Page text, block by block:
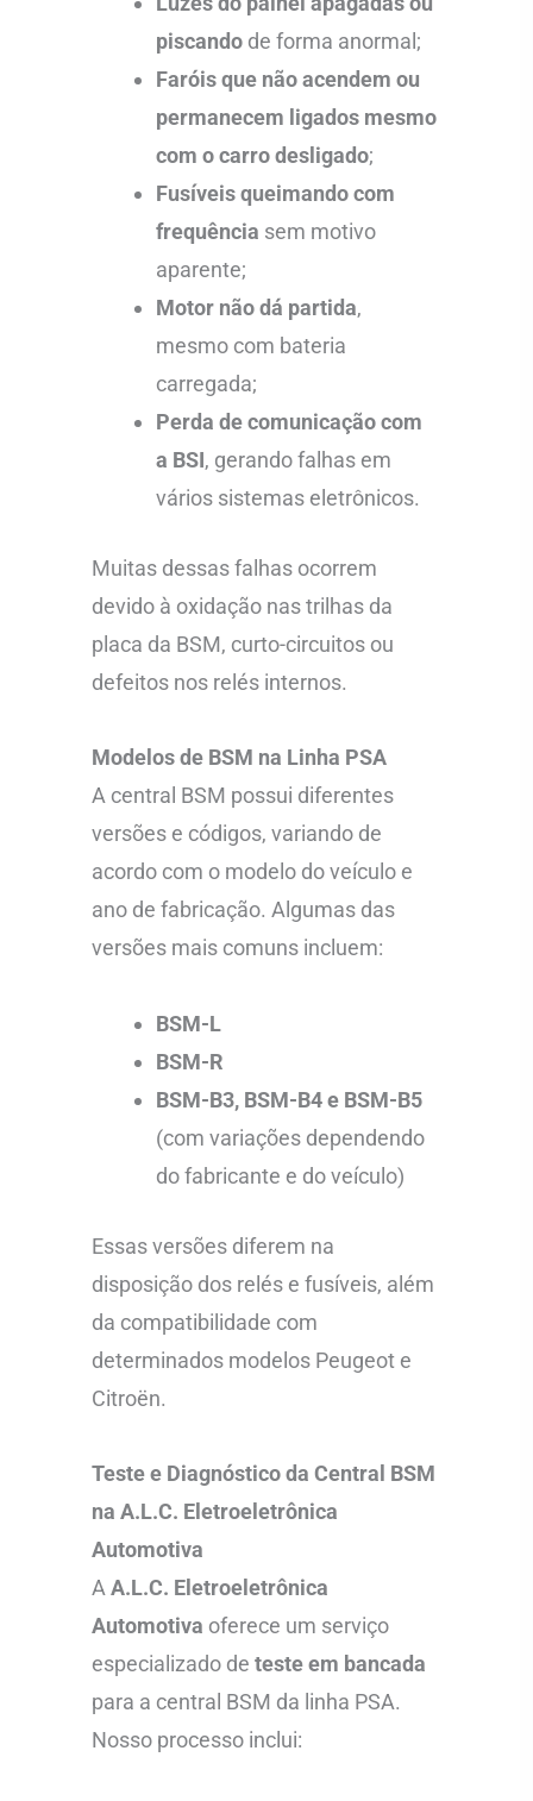
piscando de forma anormal;
Faróis que não acendem ou
permanecem ligados mesmo
com o carro desligado;
Fusíveis queimando com
frequência sem motivo
aparente;
Motor não dá partida,
mesmo com bateria
carregada;
Perda de comunicação com
a BSI, gerando falhas em
vários sistemas eletrônicos.
Muitas dessas falhas ocorrem
devido à oxidação nas trilhas da
placa da BSM, curto-circuitos ou
defeitos nos relés internos.
Modelos de BSM na Linha PSA
A central BSM possui diferentes
versões e códigos, variando de
acordo com o modelo do veículo e
ano de fabricação. Algumas das
versões mais comuns incluem:
BSM-L
BSM-R
BSM-B3, BSM-B4 e BSM-B5
(com variações dependendo
do fabricante e do veículo)
Essas versões diferem na
disposição dos relés e fusíveis, além
da compatibilidade com
determinados modelos Peugeot e
Citroën.
Teste e Diagnóstico da Central BSM
na A.L.C. Eletroeletrônica
Automotiva
AA.L.C. Eletroeletrônica
Automotiva oferece um serviço
especializado deteste em bancada
para a central BSM da linha PSA.
Nosso processo inclui: